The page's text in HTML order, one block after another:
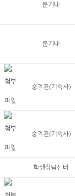
문기내
문기내
숭덕관(기숙사)
숭덕관(기숙사)
학생상담센터